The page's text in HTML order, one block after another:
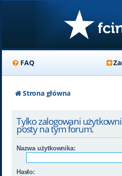
FAQ
Strona główna
Tylko zalogowani
posty na tym forum.
Nazwa użytkownika:
Hasło: